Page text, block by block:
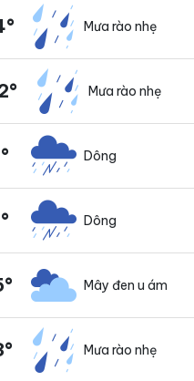
Mưa rào nhẹ
Mưa rào nhẹ
Dông
Dông
Mây đen u ám
Mưa rào nhẹ